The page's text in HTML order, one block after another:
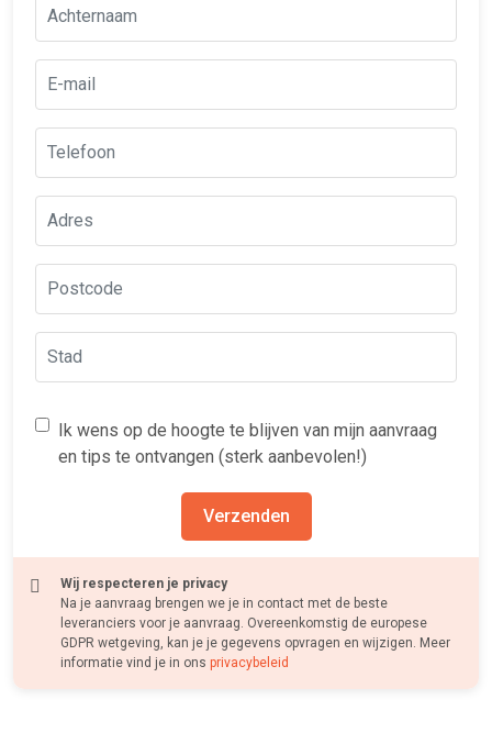
Ik wens op de hoogte te blijven van mijn aanvraag
en tips te ontvangen (sterk aanbevolen!)
Verzenden
Wij respecteren je privacy
Na je aanvraag brengen we je in contact met de beste
leveranciers voor je aanvraag. Overeenkomstig de europese
GDPR wetgeving, kan je je gegevens opvragen en wijzigen. Meer
informatie vind je in ons privacybeleid